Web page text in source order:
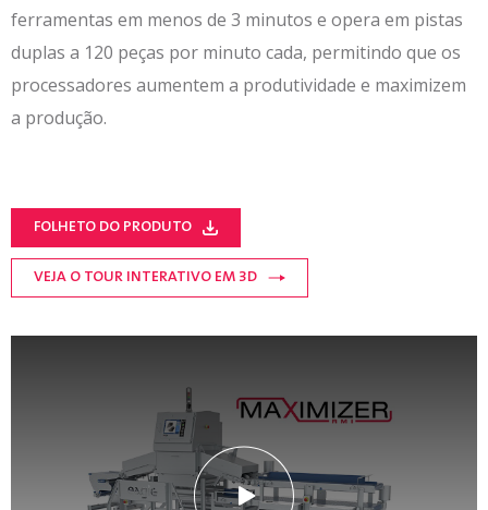
ferramentas em menos de 3 minutos e opera em pistas
duplas a 120 peças por minuto cada, permitindo que os
processadores aumentem a produtividade e maximizem
a produção.
FOLHETO DO PRODUTO
VEJA O TOUR INTERATIVO EM 3D